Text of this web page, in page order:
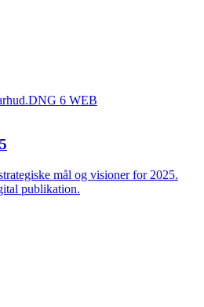
mål og visioner for 2025.
publikation.